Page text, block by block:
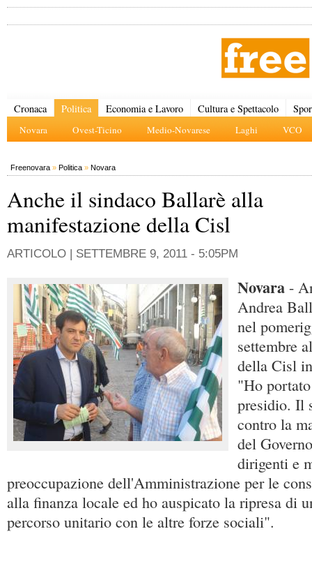
Cronaca Politica
Novara Ovest-Ticino Medio-Novarese Laghi VCO
Economia e Lavoro Cultura e Spettacolo
Freenovara » Politica » Novara
Anche il sindaco Ballarè alla
manifestazione della Cisl
ARTICOLO | SETTEMBRE 9, 2011 - 5:05PM
Novara -
Andrea
nel
settembre
della Cisl
"Ho
presidio. Il
contro la
del
dirigenti e
preoccupazione dell'Amministrazione per le
alla finanza locale ed ho auspicato la ripresa di
percorso unitario con le altre forze sociali".